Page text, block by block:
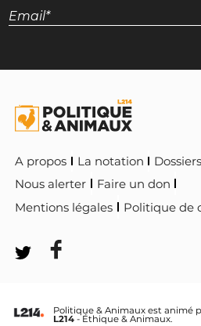
A propos La notation
Dossiers
Nous alerter
Faire un don
Mentions légales
Politique de
Politique & Animaux est animé
L214 - Éthique & Animaux.